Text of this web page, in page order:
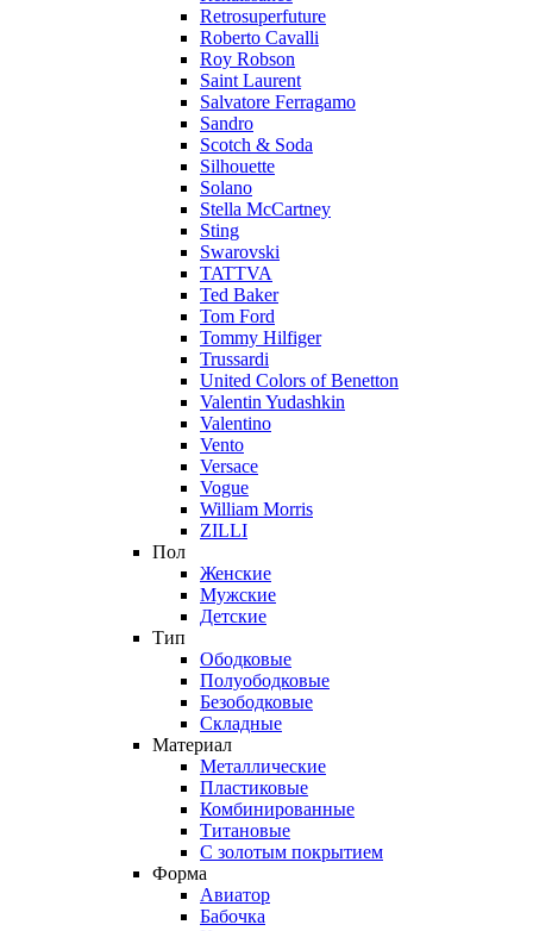
Retrosuperfuture
Roberto Cavalli
Roy Robson
Saint Laurent
Salvatore Ferragamo
Sandro
Scotch & Soda
Silhouette
Solano
Stella McCartney
Sting
Swarovski
TATTVA
Ted Baker
Tom Ford
Tommy Hilfiger
Trussardi
United Colors of Benetton
Valentin Yudashkin
Valentino
Vento
Versace
Vogue
William Morris
ZILLI
Пол
Женские
Мужские
Детские
Тип
Ободковые
Полуободковые
Безободковые
Складные
Материал
Металлические
Пластиковые
Комбинированные
Титановые
С золотым покрытием
Форма
Авиатор
Бабочка